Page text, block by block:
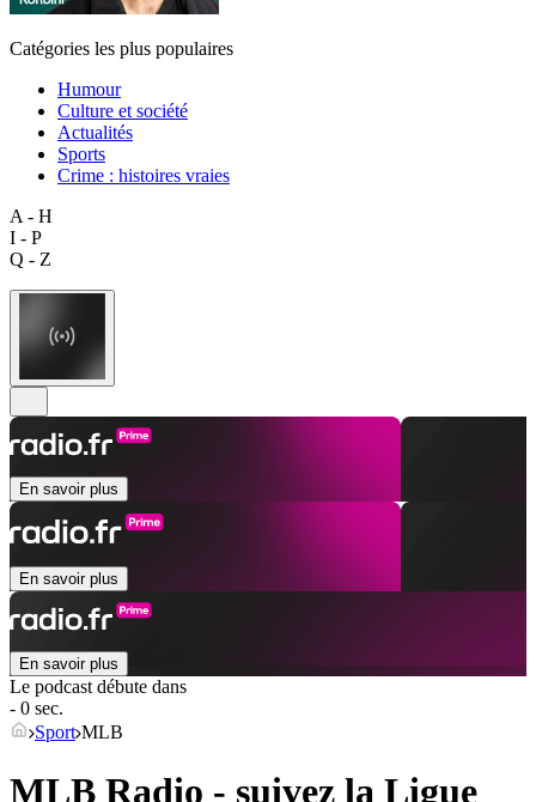
Catégories les plus populaires
Humour
Culture et société
Actualités
Sports
Crime : histoires vraies
A - H
I - P
Q - Z
En savoir plus
En savoir plus
En savoir plus
Le podcast débute dans
- 0 sec.
Sport MLB
MLB Radio - suivez la Ligue